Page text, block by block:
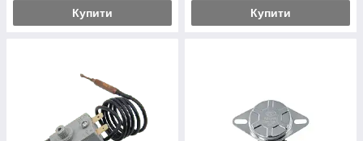
Купити Купити